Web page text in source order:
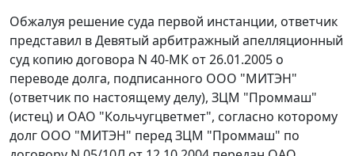
Обжалуя решение суда первой инстанции, ответчик
представил в Девятый арбитражный апелляционный
суд копию договора N 40-МК от 26.01.2005 о
переводе долга, подписанного ООО "МИТЭН"
(ответчик по настоящему делу), ЗЦМ "Проммаш"
(истец) и ОАО "Кольчугцветмет", согласно которому
долг ООО "МИТЭН" перед ЗЦМ "Проммаш" по